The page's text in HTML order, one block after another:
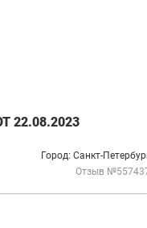
22.08.2023
Город: Санкт-
Отзыв